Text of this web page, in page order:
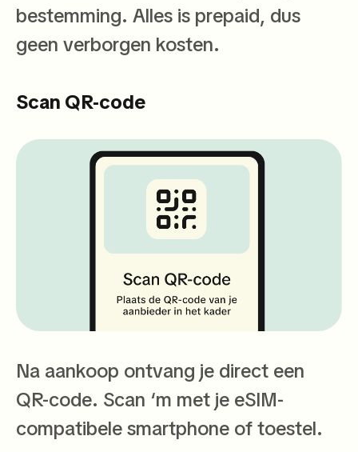
bestemming. Alles is prepaid, dus
geen verborgen kosten.
Scan QR-code
Na aankoop ontvang je direct een
QR-code. Scan ‘m met je eSIM-
compatibele smartphone of toestel.